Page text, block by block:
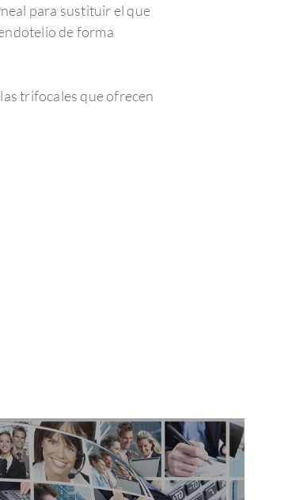
para sustituir el que
de forma
trifocales que ofrecen